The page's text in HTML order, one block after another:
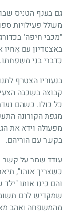
גם בענף הטניס
משלל פעילויות
"מכבי חיפה"
באצטדיון עם אֶחיו
כדברי בני משפחתו.
בנעוריו הצטרף
קבוצה בשכבה
כל כולו. כשהם
מגפת הקורונה
מפעולה וידא את
בקשר עם הוריהם.
עודד שמר על קשר
כשצריך אותו",
והם כינו אותו
שמקדיש להם
מהמשפחה ואהב